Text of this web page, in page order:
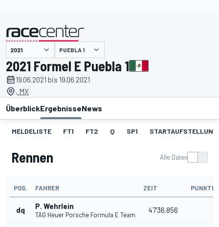
PUEBLA 1
2021 Formel E Puebla 1
19.06.2021 bis 19.06.2021
, MX
ÜberblickErgebnisseNews
MELDELISTE FT1 FT2 Q SP1 STARTAUFSTELLUNG
Rennen Alle Daten
POS. FAHRER ZEIT PUNKTE
dq P. Wehrlein
TAG Heuer Porsche Formula E Team
47'36.856